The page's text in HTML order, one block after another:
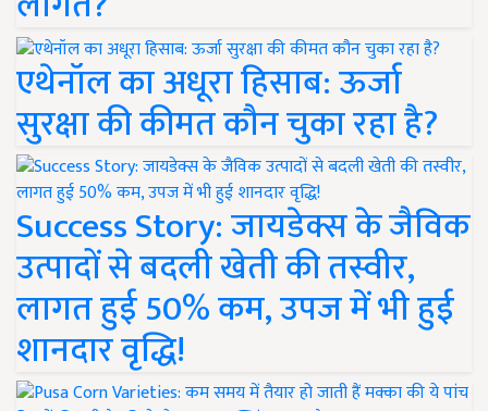
एथेनॉल का अधूरा हिसाब: ऊर्जा
सुरक्षा की कीमत कौन चुका रहा है?
Success Story: जायडेक्स के जैविक
उत्पादों से बदली खेती की तस्वीर,
लागत हुई 50% कम, उपज में भी हुई
शानदार वृद्धि!